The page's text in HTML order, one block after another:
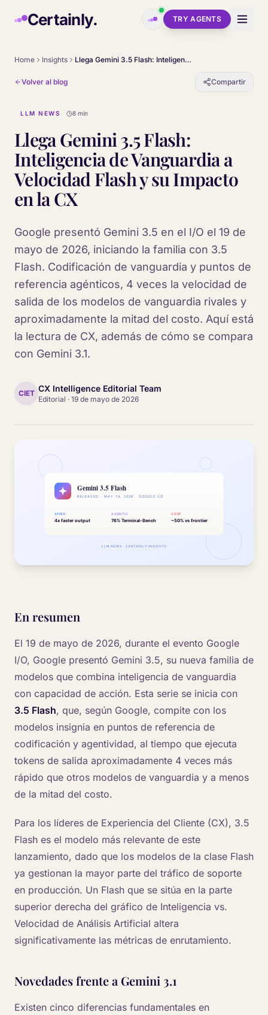
Certainly. TRY AGENTS
Home Insights Llega Gemini 3.5 Flash: Inteligencia de Vanguardia a Velocidad Flash y su Impacto en la CX
Volver al blog Compartir
LLM NEWS 8 min
Llega Gemini 3.5 Flash:
Inteligencia de Vanguardia a
Velocidad Flash y su Impacto
en la CX
Google presentó Gemini 3.5 en el I/O el 19 de
mayo de 2026, iniciando la familia con 3.5
Flash. Codificación de vanguardia y puntos de
referencia agénticos, 4 veces la velocidad de
salida de los modelos de vanguardia rivales y
aproximadamente la mitad del costo. Aquí está
la lectura de CX, además de cómo se compara
con Gemini 3.1.
CIET CX Intelligence Editorial Team
Editorial · 19 de mayo de 2026
En resumen
El 19 de mayo de 2026, durante el evento Google
I/O, Google presentó Gemini 3.5, su nueva familia de
modelos que combina inteligencia de vanguardia
con capacidad de acción. Esta serie se inicia con
3.5 Flash, que, según Google, compite con los
modelos insignia en puntos de referencia de
codificación y agentividad, al tiempo que ejecuta
tokens de salida aproximadamente 4 veces más
rápido que otros modelos de vanguardia y a menos
de la mitad del costo.
Para los líderes de Experiencia del Cliente (CX), 3.5
Flash es el modelo más relevante de este
lanzamiento, dado que los modelos de la clase Flash
ya gestionan la mayor parte del tráfico de soporte
en producción. Un Flash que se sitúa en la parte
superior derecha del gráfico de Inteligencia vs.
Velocidad de Análisis Artificial altera
significativamente las métricas de enrutamiento.
Novedades frente a Gemini 3.1
Existen cinco diferencias fundamentales en